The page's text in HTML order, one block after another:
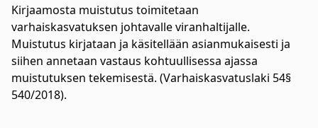
Kirjaamosta muistutus toimitetaan
varhaiskasvatuksen johtavalle viranhaltijalle.
Muistutus kirjataan ja käsitellään asianmukaisesti ja
siihen annetaan vastaus kohtuullisessa ajassa
muistutuksen tekemisestä. (Varhaiskasvatuslaki 54§
540/2018).